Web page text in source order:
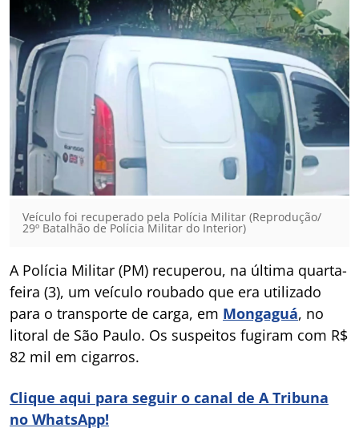
Veículo foi recuperado pela Polícia Militar (Reprodução/
29º Batalhão de Polícia Militar do Interior)
A Polícia Militar (PM) recuperou, na última quarta-
feira (3), um veículo roubado que era utilizado
para o transporte de carga, em Mongaguá, no
litoral de São Paulo. Os suspeitos fugiram com R$
82 mil em cigarros.
Clique aqui para seguir o canal de A Tribuna
no WhatsApp!